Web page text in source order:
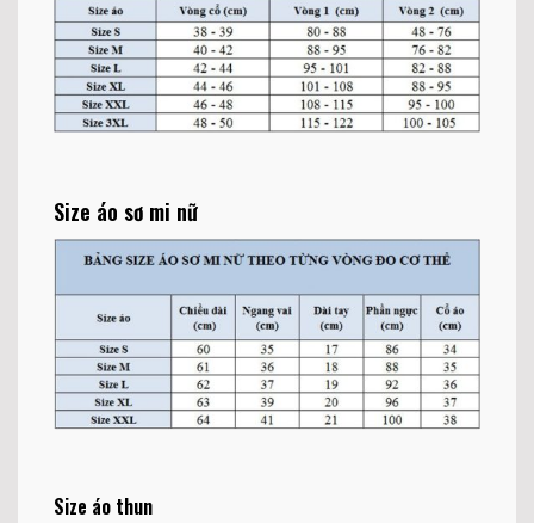
Size áo sơ mi nữ
Size áo thun